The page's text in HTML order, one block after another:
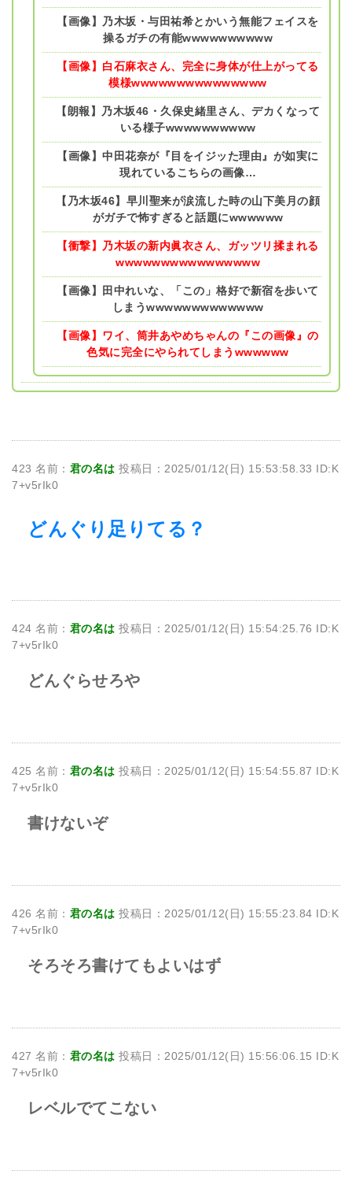
【画像】乃木坂・与田祐希とかいう無能フェイスを
操るガチの有能wwwwwwwwww
【画像】白石麻衣さん、完全に身体が仕上がってる
模様wwwwwwwwwwwwwww
【朗報】乃木坂46・久保史緒里さん、デカくなって
いる様子wwwwwwwwww
【画像】中田花奈が『目をイジッた理由』が如実に
現れているこちらの画像…
【乃木坂46】早川聖来が涙流した時の山下美月の顔
がガチで怖すぎると話題にwwwwww
【衝撃】乃木坂の新内眞衣さん、ガッツリ揉まれる
wwwwwwwwwwwwwwww
【画像】田中れいな、「この」格好で新宿を歩いて
しまうwwwwwwwwwwwww
【画像】ワイ、筒井あやめちゃんの『この画像』の
色気に完全にやられてしまうwwwwww
423 名前： 君の名は 投稿日：2025/01/12(日) 15:53:58.33 ID:K
7+v5rIk0
どんぐり足りてる？
424 名前： 君の名は 投稿日：2025/01/12(日) 15:54:25.76 ID:K
7+v5rIk0
どんぐらせろや
425 名前： 君の名は 投稿日：2025/01/12(日) 15:54:55.87 ID:K
7+v5rIk0
書けないぞ
426 名前： 君の名は 投稿日：2025/01/12(日) 15:55:23.84 ID:K
7+v5rIk0
そろそろ書けてもよいはず
427 名前： 君の名は 投稿日：2025/01/12(日) 15:56:06.15 ID:K
7+v5rIk0
レベルでてこない